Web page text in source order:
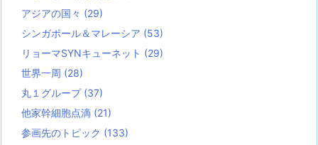
アジアの国々 (29)
シンガポール＆マレーシア (53)
リョーマSYNキューネット (29)
世界一周 (28)
丸１グループ (37)
他家幹細胞点滴 (21)
参画先のトピック (133)